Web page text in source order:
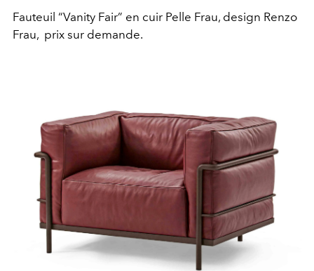
Fauteuil “Vanity Fair” en cuir Pelle Frau, design Renzo
Frau, prix sur demande.